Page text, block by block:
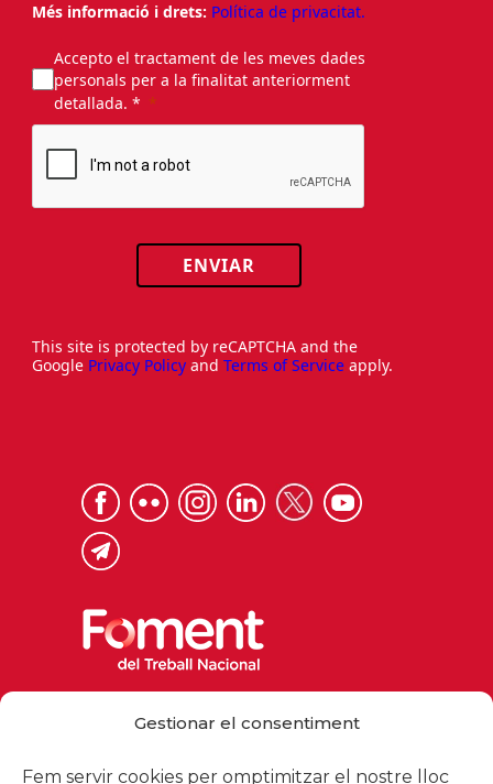
Gestionar el consentiment
Fem servir cookies per omptimitzar el nostre lloc
Més informació i drets: Política de privacitat.
Accepto el tractament de les meves dades
personals per a la finalitat anteriorment
detallada. *
ENVIAR
This site is protected by reCAPTCHA and the
Google Privacy Policy and Terms of Service apply.
foment@foment.com